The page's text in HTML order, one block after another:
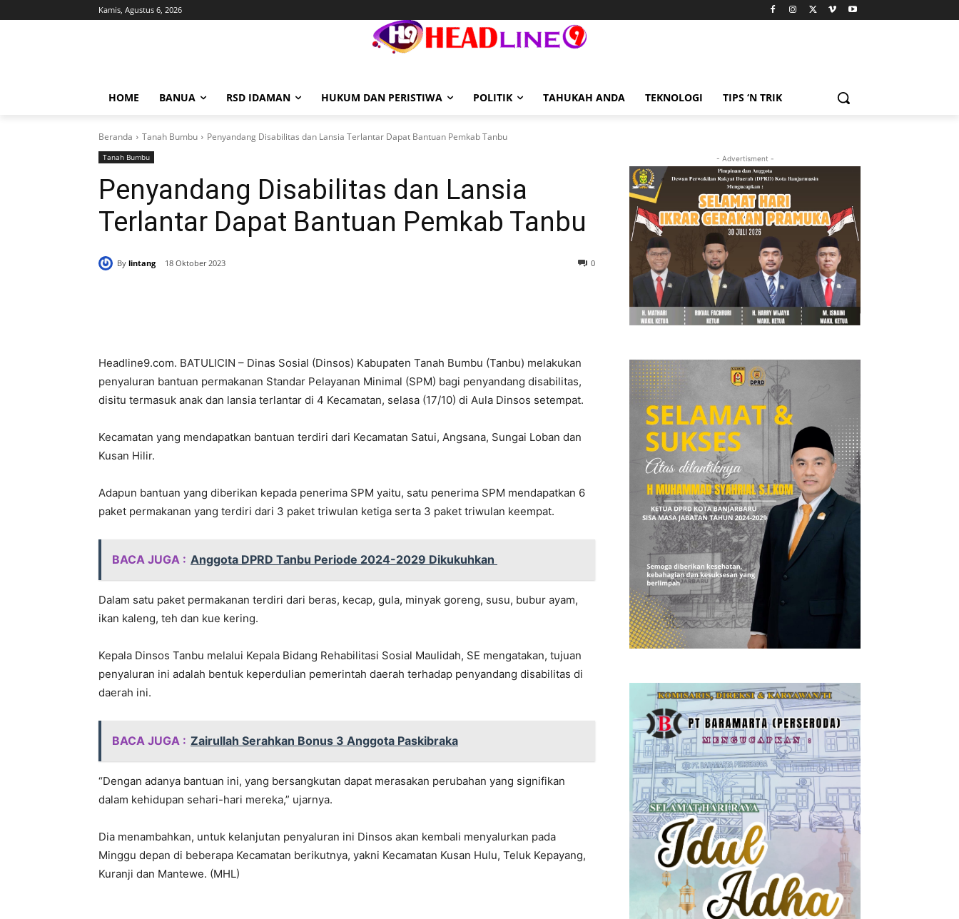
Kamis, Agustus 6, 2026
HOME BANUA RSD IDAMAN HUKUM DAN PERISTIWA POLITIK TAHUKAH ANDA TEKNOLOGI TIPS ‘N TRIK
Beranda Tanah Bumbu Penyandang Disabilitas dan Lansia Terlantar Dapat Bantuan Pemkab Tanbu
Tanah Bumbu
Penyandang Disabilitas dan Lansia
Terlantar Dapat Bantuan Pemkab Tanbu
By lintang 18 Oktober 2023 0
Headline9.com. BATULICIN – Dinas Sosial (Dinsos) Kabupaten Tanah Bumbu (Tanbu) melakukan
penyaluran bantuan permakanan Standar Pelayanan Minimal (SPM) bagi penyandang disabilitas,
disitu termasuk anak dan lansia terlantar di 4 Kecamatan, selasa (17/10) di Aula Dinsos setempat.
Kecamatan yang mendapatkan bantuan terdiri dari Kecamatan Satui, Angsana, Sungai Loban dan
Kusan Hilir.
Adapun bantuan yang diberikan kepada penerima SPM yaitu, satu penerima SPM mendapatkan 6
paket permakanan yang terdiri dari 3 paket triwulan ketiga serta 3 paket triwulan keempat.
BACA JUGA : Anggota DPRD Tanbu Periode 2024-2029 Dikukuhkan
Dalam satu paket permakanan terdiri dari beras, kecap, gula, minyak goreng, susu, bubur ayam,
ikan kaleng, teh dan kue kering.
Kepala Dinsos Tanbu melalui Kepala Bidang Rehabilitasi Sosial Maulidah, SE mengatakan, tujuan
penyaluran ini adalah bentuk keperdulian pemerintah daerah terhadap penyandang disabilitas di
daerah ini.
BACA JUGA : Zairullah Serahkan Bonus 3 Anggota Paskibraka
“Dengan adanya bantuan ini, yang bersangkutan dapat merasakan perubahan yang signifikan
dalam kehidupan sehari-hari mereka,” ujarnya.
Dia menambahkan, untuk kelanjutan penyaluran ini Dinsos akan kembali menyalurkan pada
Minggu depan di beberapa Kecamatan berikutnya, yakni Kecamatan Kusan Hulu, Teluk Kepayang,
Kuranji dan Mantewe. (MHL)
- Advertisment -